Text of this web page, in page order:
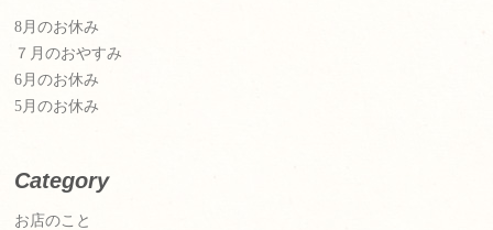
8月のお休み
７月のおやすみ
6月のお休み
5月のお休み
Category
お店のこと